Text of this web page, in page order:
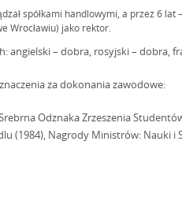
spółkami handlowymi, a przez 6
Wrocławiu) jako rektor.
angielski – dobra, rosyjski – dobra,
za dokonania zawodowe:
Odznaka Zrzeszenia
(1984), Nagrody Ministrów: Nauki i